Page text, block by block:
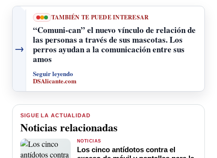
→
TAMBIÉN TE PUEDE INTERESAR
“Comuni-can” el nuevo vínculo de relación de
las personas a través de sus mascotas. Los
perros ayudan a la comunicación entre sus
amos
Seguir leyendo
DSAlicante.com
SIGUE LA ACTUALIDAD
Noticias relacionadas
NOTICIAS
Los cinco antídotos contra el